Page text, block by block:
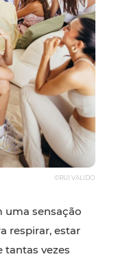
©RUI VALIDO
uma sensação
respirar, estar
tantas vezes